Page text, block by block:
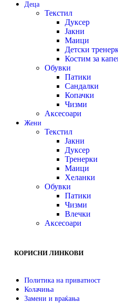
Деца
Текстил
Дуксер
Јакни
Маици
Детски
Костим за
Обувки
Патики
Сандалки
Копачки
Чизми
Аксесоари
Жени
Текстил
Јакни
Дуксер
Тренерки
Маици
Хеланки
Обувки
Патики
Чизми
Влечки
Аксесоари
КОРИСНИ ЛИНКОВИ
Политика на приватност
Колачиња
Замени и враќања